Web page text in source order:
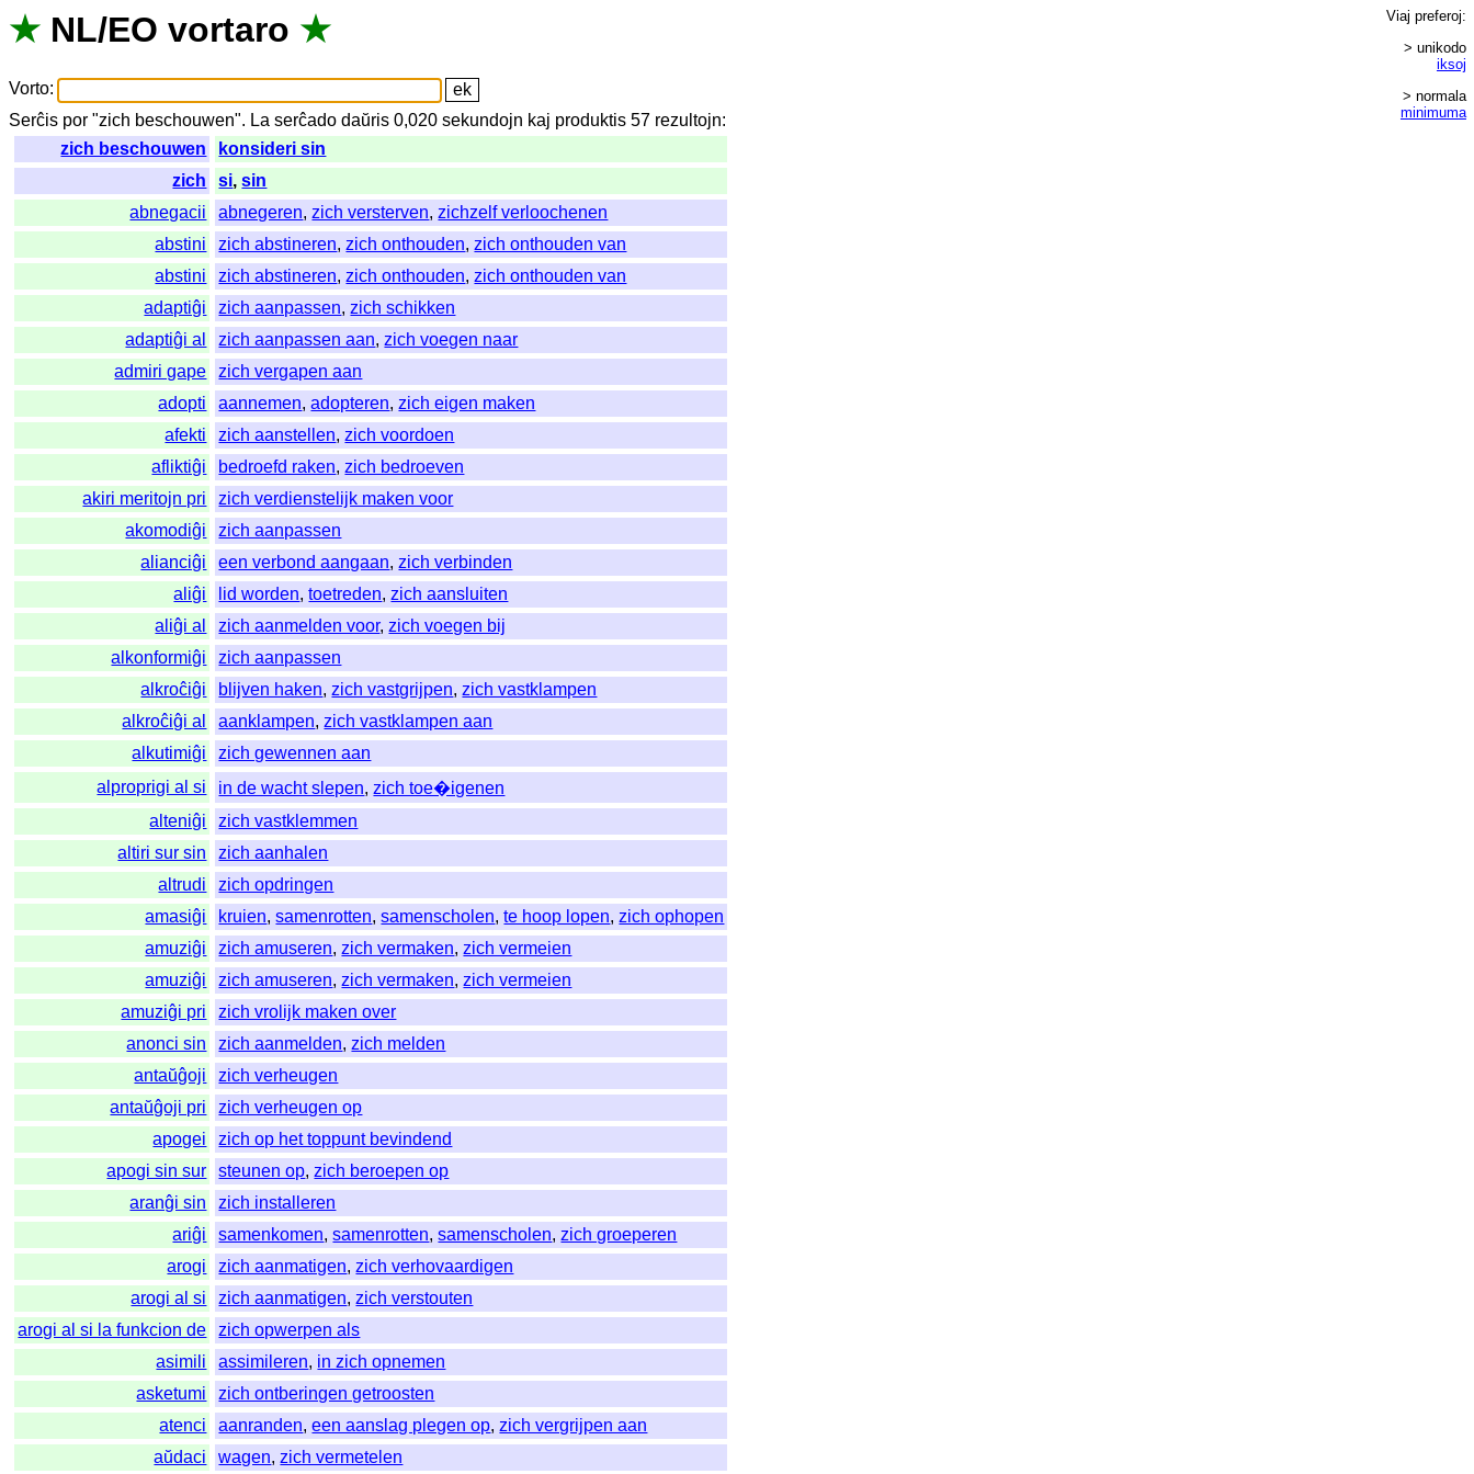
★ NL/EO vortaro ★
Vorto:
Serĉis por "zich beschouwen". La serĉado daŭris 0,020sekundojn kaj produktis 57 rezultojn:
zich beschouwen
konsideri sin
zich
si,sin
abnegacii
abnegeren,zich versterven,zichzelf verloochenen
abstini
zich abstineren,zich onthouden,zich onthouden van
abstini
zich abstineren,zich onthouden,zich onthouden van
adaptiĝi
zich aanpassen,zich schikken
adaptiĝi al
zich aanpassen aan,zich voegen naar
admiri gape
zich vergapen aan
adopti
aannemen,adopteren,zich eigen maken
afekti
zich aanstellen,zich voordoen
afliktiĝi
bedroefd raken,zich bedroeven
akiri meritojn pri
zich verdienstelijk maken voor
akomodiĝi
zich aanpassen
alianciĝi
een verbond aangaan,zich verbinden
aliĝi
lid worden,toetreden,zich aansluiten
aliĝi al
zich aanmelden voor,zich voegen bij
alkonformiĝi
zich aanpassen
alkroĉiĝi
blijven haken,zich vastgrijpen,zich vastklampen
alkroĉiĝi al
aanklampen,zich vastklampen aan
alkutimiĝi
zich gewennen aan
alproprigi al si
in de wacht slepen,zich toe�igenen
alteniĝi
zich vastklemmen
altiri sur sin
zich aanhalen
altrudi
zich opdringen
amasiĝi
kruien,samenrotten,samenscholen,te hoop lopen,zich ophopen
amuziĝi
zich amuseren,zich vermaken,zich vermeien
amuziĝi
zich amuseren,zich vermaken,zich vermeien
amuziĝi pri
zich vrolijk maken over
anonci sin
zich aanmelden,zich melden
antaŭĝoji
zich verheugen
antaŭĝoji pri
zich verheugen op
apogei
zich op het toppunt bevindend
apogi sin sur
steunen op,zich beroepen op
aranĝi sin
zich installeren
ariĝi
samenkomen,samenrotten,samenscholen,zich groeperen
arogi
zich aanmatigen,zich verhovaardigen
arogi al si
zich aanmatigen,zich verstouten
arogi al si la funkcion de
zich opwerpen als
asimili
assimileren, in zich opnemen
asketumi
zich ontberingen getroosten
atenci
aanranden,een aanslag plegen op,zich vergrijpen aan
aŭdaci
wagen,zich vermetelen
Viaj preferoj:
> unikodo
iksoj
> normala
minimuma